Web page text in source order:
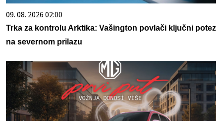
09. 08. 2026 02:00
Trka za kontrolu Arktika: Vašington povlači ključni potez
na severnom prilazu